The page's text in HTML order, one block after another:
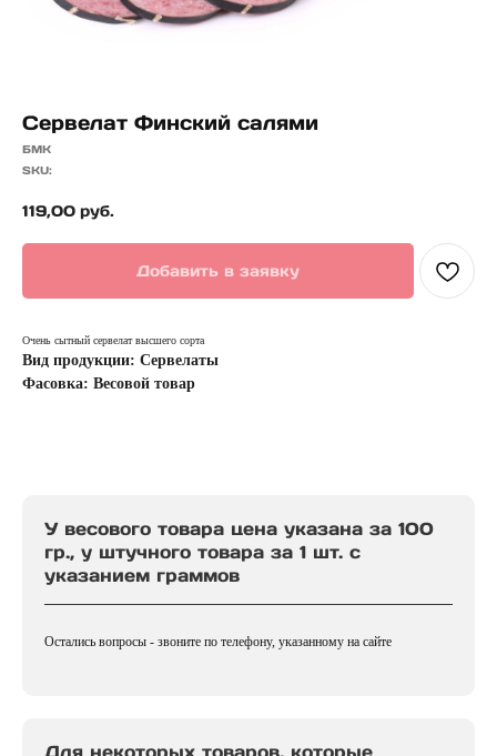
Сервелат Финский салями
БМК
SKU:
119,00 руб.
Добавить в заявку
Очень сытный сервелат высшего сорта
Вид продукции: Сервелаты
Фасовка: Весовой товар
У весового товара цена указана за 100
гр., у штучного товара за 1 шт. с
указанием граммов
Остались вопросы - звоните по телефону, указанному на сайте
Для некоторых товаров, которые